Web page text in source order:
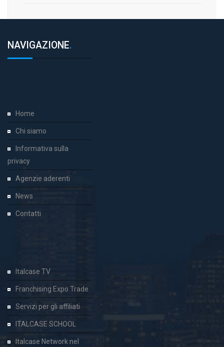
NAVIGAZIONE.
Home
Chi siamo
Informativa sulla
privacy
Agenzie aderenti
News
Contatti
Italcase TV
Franchising Expo Trade
Servizi per gli affiliati
ITALCASE SCHOOL
Italcase Network nel